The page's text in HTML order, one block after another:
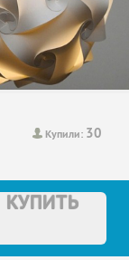
Купили: 30
КУПИТЬ